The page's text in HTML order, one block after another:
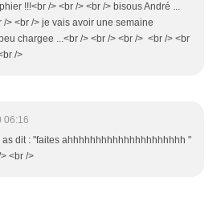
!!!<br /> <br /> <br /> bisous André ...
/> <br /> je vais avoir une semaine
chargee ...<br /> <br /> <br /> <br /> <br
/>
06:16
as dit : "faites ahhhhhhhhhhhhhhhhhhhhh "
<br />